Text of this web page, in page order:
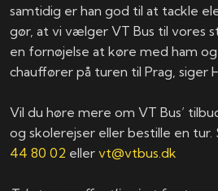
samtidig er han god til at tackle
gør, at vi vælger VT Bus til vores
en fornøjelse at køre med ham
chauffører på turen til Prag, siger
Vil du høre mere om VT Bus’
og skolerejser eller bestille en tur.
44 80 02 ellervt@vtbus.dk